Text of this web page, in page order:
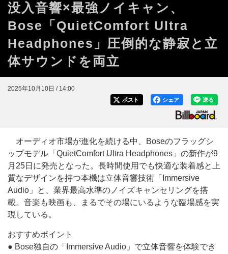
没入音響×最強ノイキャン、
Bose「QuietComfort Ultra
Headphones」圧倒的な静寂と立
体サウンドを両立
2025年10月10日 / 14:00
送る
シェア
ポスト
オーディオ市場が進化を続ける中、Boseのフラッグシ
ップモデル「QuietComfort Ultra Headphones」の新作が9
月25日に発売となった。長時間使用でも快適な装着感と上
質なデザインを持つ本機は立体音響技術「Immersive
Audio」と、業界最高水準のノイズキャンセリングを搭
載。音楽も映画も、まるでその場にいるような臨場感を実
現している。
おすすめポイント
● Bose独自の「Immersive Audio」で立体音響を体験でき